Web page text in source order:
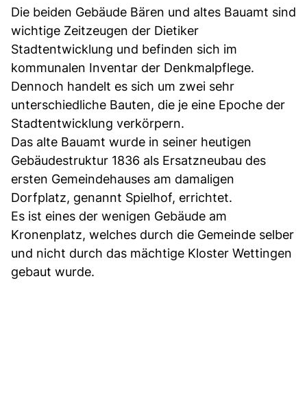
Die beiden Gebäude Bären und altes Bauamt sind
wichtige Zeitzeugen der Dietiker
Stadtentwicklung und befinden sich im
kommunalen Inventar der Denkmalpflege.
Dennoch handelt es sich um zwei sehr
unterschiedliche Bauten, die je eine Epoche der
Stadtentwicklung verkörpern.
Das alte Bauamt wurde in seiner heutigen
Gebäudestruktur 1836 als Ersatzneubau des
ersten Gemeindehauses am damaligen
Dorfplatz, genannt Spielhof, errichtet.
Es ist eines der wenigen Gebäude am
Kronenplatz, welches durch die Gemeinde selber
und nicht durch das mächtige Kloster Wettingen
gebaut wurde.